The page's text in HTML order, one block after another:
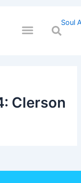
Clerson